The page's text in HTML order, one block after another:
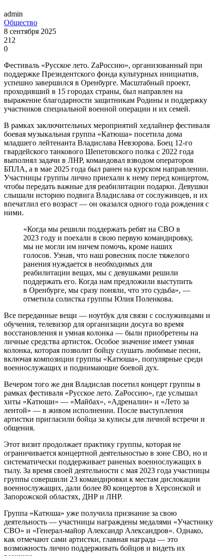
admin
Общество
8 сентября 2025
212
0
Фестиваль «Русское лето. ZаРоссию», организованный при
поддержке Президентского фонда культурных инициатив,
успешно завершился в Оренбурге. Масштабный проект,
проходивший в 15 городах страны, был направлен на
выражение благодарности защитникам Родины и поддержку
участников специальной военной операции и их семей.
В рамках заключительных мероприятий хедлайнер фестиваля
боевая музыкальная группа «Катюша» посетила дома
младшего лейтенанта Владислава Невзорова. Боец 12-го
гвардейского танкового Шепетовского полка с 2022 года
выполнял задачи в ЛНР, командовал взводом операторов
БПЛА, а в мае 2025 года был ранен на курском направлении.
Участницы группы лично приехали к нему перед концертом,
чтобы передать важные для реабилитации подарки. Девушки
слышали историю подвига Владислава от сослуживцев, и их
впечатлил его возраст — он оказался одного года рождения с
ними.
«Когда мы решили поддержать ребят на СВО в
2023 году и поехали в свою первую командировку,
мы не могли им ничем помочь, кроме наших
голосов. Узнав, что наш ровесник после тяжелого
ранения нуждается в необходимых для
реабилитации вещах, мы с девушками решили
поддержать его. Когда нам предложили выступить
в Оренбурге, мы сразу поняли, что это судьба», —
отметила солистка группы Юлия Поленкова.
Все переданные вещи — ноутбук для связи с сослуживцами и
обучения, телевизор для организации досуга во время
восстановления и умная колонка — были приобретены на
личные средства артисток. Особое значение имеет умная
колонка, которая позволит бойцу слушать любимые песни,
включая композиции группы «Катюша», популярные среди
военнослужащих и поднимающие боевой дух.
Вечером того же дня Владислав посетил концерт группы в
рамках фестиваля «Русское лето. ZaРоссию», где услышал
хиты «Катюши» — «Майбах», «Адреналин» и «Лето за
лентой» — в живом исполнении. После выступления
артистки пригласили бойца за кулисы для личной встречи и
общения.
Этот визит продолжает практику группы, которая не
ограничивается концертной деятельностью в зоне СВО, но и
систематически поддерживает раненых военнослужащих в
тылу. За время своей деятельности с мая 2023 года участницы
группы совершили 23 командировки к местам дислокации
военнослужащих, дали более 80 концертов в Херсонской и
Запорожской областях, ДНР и ЛНР.
Группа «Катюша» уже получила признание за свою
деятельность — участницы награждены медалями «Участнику
СВО» и «Генерал-майор Александр Александров». Однако,
как отмечают сами артистки, главная награда — это
возможность лично поддерживать бойцов и видеть их